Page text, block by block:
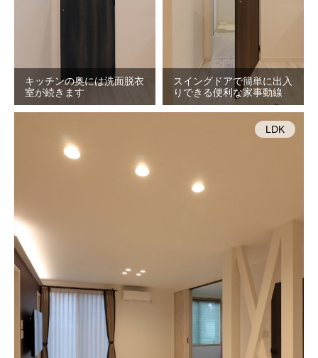
キッチンの奥には洗面脱衣
室が続きます
スイングドアで簡単に出入
りできる便利な家事動線
LDK